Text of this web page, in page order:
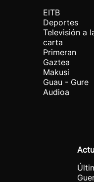
EITB
Deportes
Televisión a
carta
Primeran
Gaztea
Makusi
Guau - Gure
Audioa